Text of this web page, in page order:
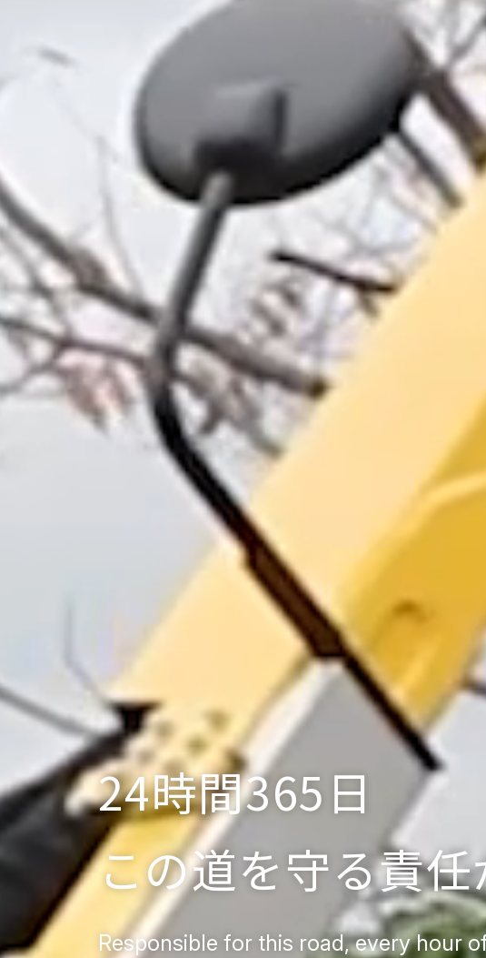
24時間365日
この道を守る責
Responsible for this road,every hour